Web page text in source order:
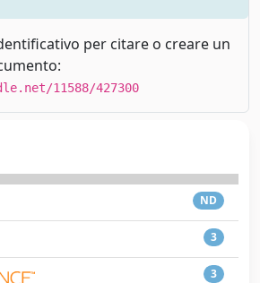
per citare o creare un
11588/427300
ND
3
3